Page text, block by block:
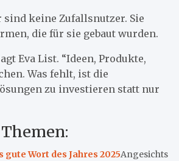
sind keine Zufallsnutzer. Sie
die für sie gebaut wurden.
Eva List. “Ideen, Produkte,
Was fehlt, ist die
zu investieren statt nur
gute Wort des Jahres 2025Angesichts